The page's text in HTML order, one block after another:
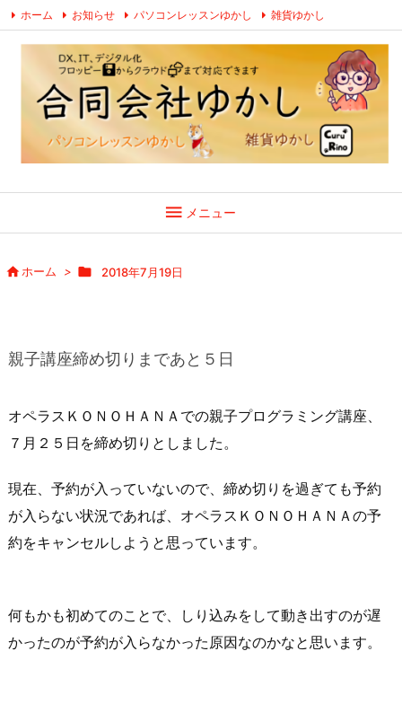
 メニュー
ホーム お知らせ パソコンレッスンゆかし 雑貨ゆかし
お問い合わせ プライバシーポリシー ・ 特定商取引法に関する表示
Facebook YouTube LINE
ホーム >  2018年7月19日
親子講座締め切りまであと５日
オペラスＫＯＮＯＨＡＮＡでの親子プログラミング講座、
７月２５日を締め切りとしました。
現在、予約が入っていないので、締め切りを過ぎても予約
が入らない状況であれば、オペラスＫＯＮＯＨＡＮＡの予
約をキャンセルしようと思っています。
何もかも初めてのことで、しり込みをして動き出すのが遅
かったのが予約が入らなかった原因なのかなと思います。